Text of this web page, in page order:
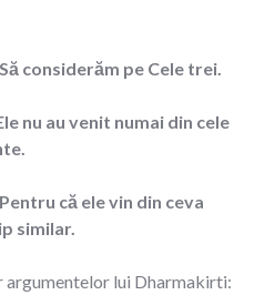
considerăm pe Cele trei.
nu au venit numai din cele
Pentru că ele vin din ceva
similar.
argumentelor lui Dharmakirti: